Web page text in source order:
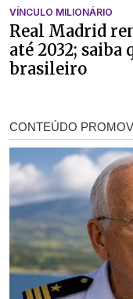
VÍNCULO MILIONÁRIO
Real Madrid
até 2032; saiba
brasileiro